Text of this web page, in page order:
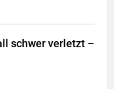
schwer verletzt –